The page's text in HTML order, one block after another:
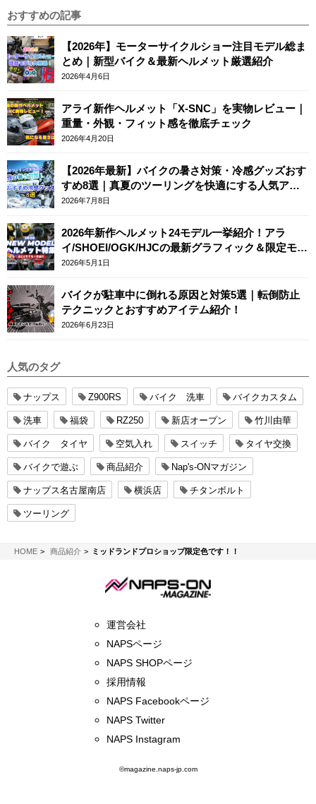
おすすめの記事
【2026年】モーターサイクルショー注目モデル総ま
とめ｜新型バイク＆最新ヘルメット厳選紹介
2026年4月6日
アライ新作ヘルメット「X-SNC」を実物レビュー｜
重量・外観・フィット感を徹底チェック
2026年4月20日
【2026年最新】バイクの暑さ対策・冷感グッズおす
すめ8選｜真夏のツーリングを快適にする人気アイ
テム
2026年7月8日
2026年新作ヘルメット24モデル一挙紹介！アラ
イ/SHOEI/OGK/HJCの最新グラフィック＆限定モデ
ルまとめ
2026年5月1日
バイクが駐車中に倒れる原因と対策5選｜転倒防止
テクニックとおすすめアイテム紹介！
2026年6月23日
人気のタグ
ナップス Z900RS バイク 洗車 バイクカスタム
洗車 福袋 RZ250 新店オープン 竹川由華
バイク タイヤ 空気入れ スイッチ タイヤ交換
バイクで遊ぶ 商品紹介 Nap's-ONマガジン
ナップス名古屋南店 横浜店 チタンボルト
ツーリング
HOMENAPS-ON マガジン
商品紹介 ミッドランドプロショップ限定色です！！
運営会社
NAPSページ
NAPS SHOPページ
採用情報
NAPS Facebookページ
NAPS Twitter
NAPS Instagram
©magazine.naps-jp.com